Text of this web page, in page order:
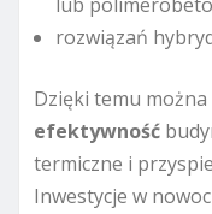
rozwiązań
Dzięki temu można
efektywność
termiczne i
Inwestycje w